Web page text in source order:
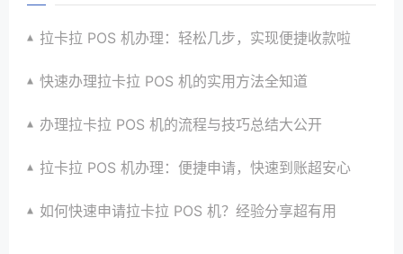
拉卡拉 POS 机办理：轻松几步，实现便捷收款啦
快速办理拉卡拉 POS 机的实用方法全知道
办理拉卡拉 POS 机的流程与技巧总结大公开
拉卡拉 POS 机办理：便捷申请，快速到账超安心
如何快速申请拉卡拉 POS 机？经验分享超有用